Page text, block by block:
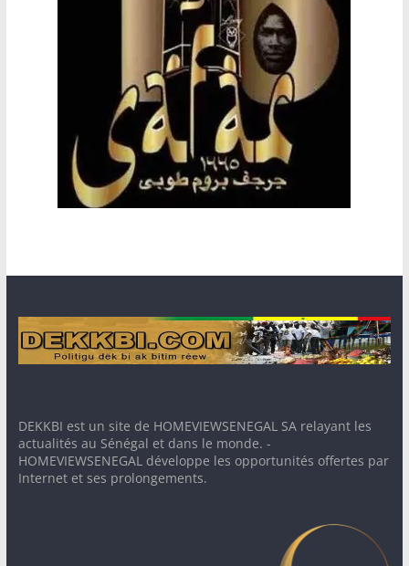
DEKKBI est un site de HOMEVIEWSENEGAL SA relayant les
actualités au Sénégal et dans le monde. -
HOMEVIEWSENEGAL développe les opportunités offertes par
Internet et ses prolongements.